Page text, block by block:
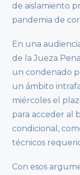
de aislamiento
pandemia de
En una
de la Jueza
un condenado
un ámbito
miércoles el
para acceder al
condicional,
técnicos
Con esos